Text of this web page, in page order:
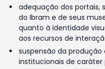
adequação dos portais,
do Ibram e de seus
quanto à identidade
aos recursos de
suspensão da
institucionais de caráter